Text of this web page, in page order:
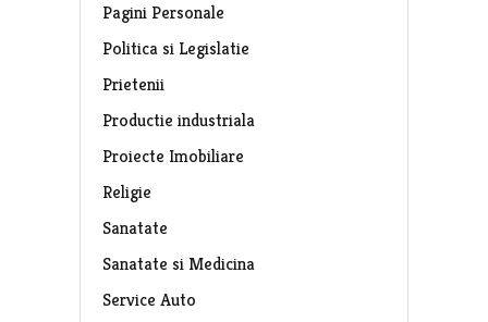
Pagini Personale
Politica si Legislatie
Prietenii
Productie industriala
Proiecte Imobiliare
Religie
Sanatate
Sanatate si Medicina
Service Auto